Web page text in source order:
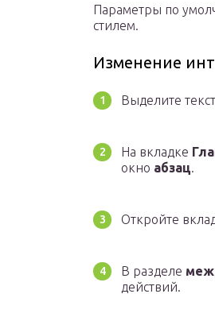
Параметры по
стилем.
Изменение
Выделите
На вкладке
окно абзац.
Откройте
В разделе
действий.